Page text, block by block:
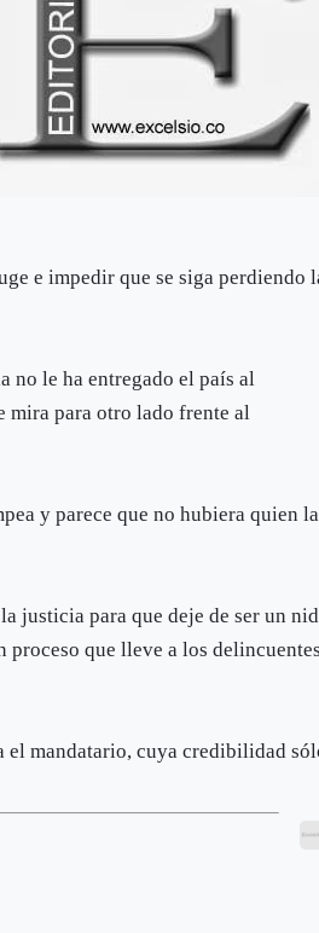
e impedir que se siga perdiendo
no le ha entregado el país al
mira para otro lado frente al
y parece que no hubiera quien la
justicia para que deje de ser un
que lleve a los delincuentes
el mandatario, cuya credibilidad